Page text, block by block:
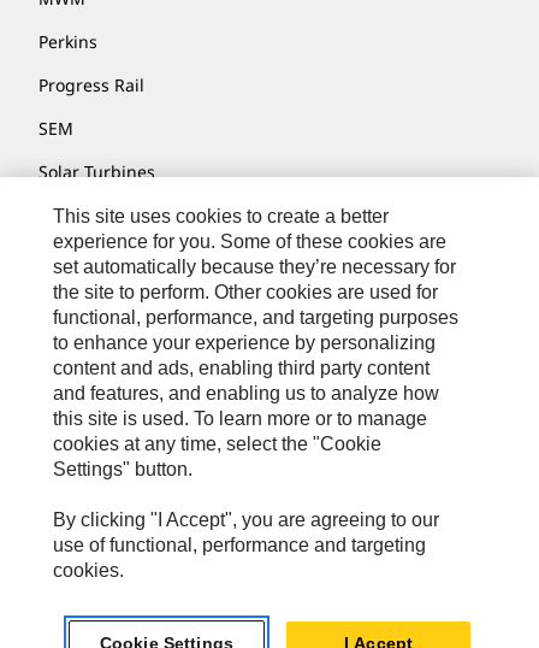
Perkins
Progress Rail
SEM
Solar Turbines
SPM Oil & Gas
Turner Powertrain Systems
Kontakt/Imprint
Sitemap
Cookie Settings
Rechtliche Hinweise
Datenschutzerklärung
Cat.com
Caterpillar © 2026. Alle Rechte vorbehalten.
This site uses cookies to create a better
experience for you. Some of these cookies are
set automatically because they’re necessary for
the site to perform. Other cookies are used for
functional, performance, and targeting purposes
to enhance your experience by personalizing
content and ads, enabling third party content
and features, and enabling us to analyze how
this site is used. To learn more or to manage
cookies at any time, select the "Cookie
Settings" button.
By clicking "I Accept", you are agreeing to our
use of functional, performance and targeting
cookies.
Cookie Settings I Accept